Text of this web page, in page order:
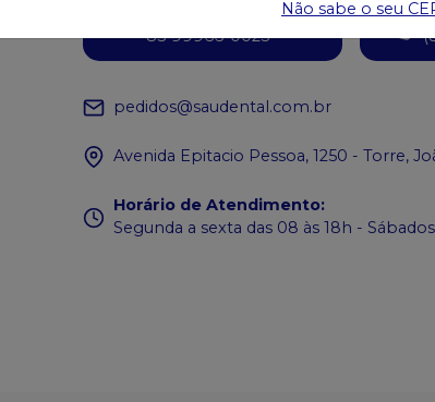
WhatsApp
83 99966-0025
pedidos@saudental.com.br
Avenida Epitacio Pessoa, 1250 - Torre,
Horário de Atendimento:
Segunda a sexta das 08 às 18h -
Não sabe o seu